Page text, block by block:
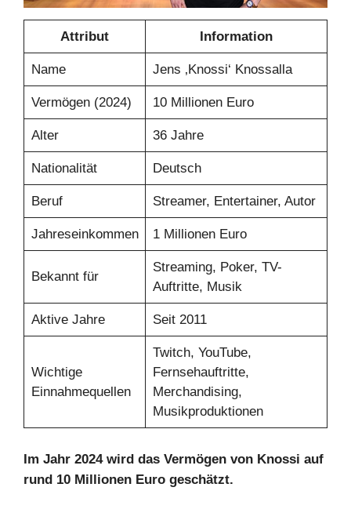
Attribut Information
Name Jens ‚Knossi‘ Knossalla
Vermögen (2024) 10 Millionen Euro
Alter 36 Jahre
Nationalität Deutsch
Beruf Streamer, Entertainer, Autor
Jahreseinkommen 1 Millionen Euro
Bekannt für
Streaming, Poker, TV-
Auftritte, Musik
Aktive Jahre Seit 2011
Wichtige
Einnahmequellen
Twitch, YouTube,
Fernsehauftritte,
Merchandising,
Musikproduktionen
Im Jahr 2024 wird das Vermögen von Knossi auf
rund 10 Millionen Euro geschätzt.